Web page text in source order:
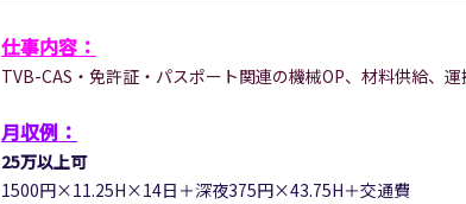
仕事内容：
TVB-CAS・免許証・パスポート関連の機械OP、材料供給、
月収例：
25万以上可
1500円×11.25H×14日＋深夜375円×43.75H＋交通費